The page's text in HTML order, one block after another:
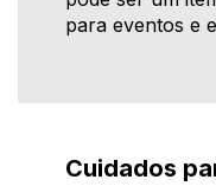
para eventos e
Cuidados